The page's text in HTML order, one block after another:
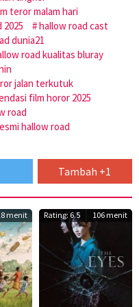
teror malam hari
hallow road cast
dunia21
road kualitas bluray
jalan terkutuk
film horor 2025
road
hallow road
Tambah +1
menit Rating: 6.5 106 menit